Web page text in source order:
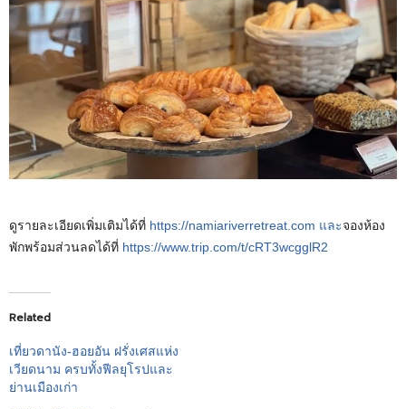
ดูรายละเอียดเพิ่มเติมได้ที่ https://namiariverretreat.com และจองห้อง
พักพร้อมส่วนลดได้ที่ https://www.trip.com/t/cRT3wcgglR2
Related
เที่ยวดานัง-ฮอยอัน ฝรั่งเศสแห่ง
เวียดนาม ครบทั้งฟีลยุโรปและ
ย่านเมืองเก่า